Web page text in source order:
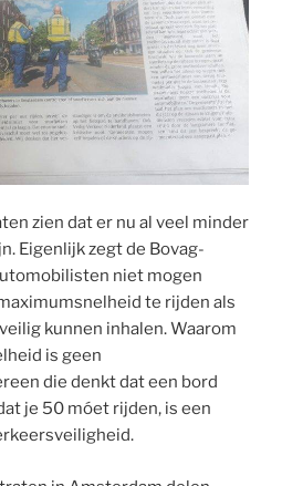
zien dat er nu al veel minder
Eigenlijk zegt de Bovag-
niet mogen
te rijden als
kunnen inhalen. Waarom
is geen
die denkt dat een bord
je 50 móet rijden, is een